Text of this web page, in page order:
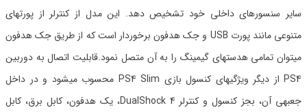
سایر سنسورهای داخلی خود تشخیص دهد. این مدل از کنترلر از پورتهای
متنوعی مانند پورت USB و جک هدفون برخوردار است که از طریق جک هدفون
میتوان تمامی هدستهای گیمینگ را به آن متصل نمود.قابلیت اتصال به دوربین
PS4 از دیگر ویژگیهای کنسول بازی PS4 Slim محسوب میشود و در داخل
جعبهی آن، بجز کنسول و کنترلر DualShock 4، یک هدفون، کابل برق، کابل